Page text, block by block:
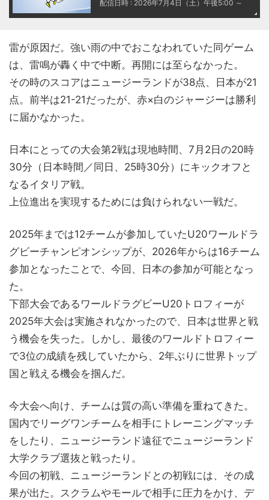
配信日時 : 2026年7月4日（土）午後5:00 ～
雷が原因だ。強い雨の中でおこなわれていた同ゲーム
は、雷鳴が轟く中で中断。再開には至らなかった。
その時のスコアはニュージーランドが38点、日本が21
点。前半は21-21だったが、赤×白のジャージーは勝利
に届かなかった。
日本にとっての大会第2戦は現地時間、7月2日の20時
30分（日本時間／同日、25時30分）にキックオフと
なるイタリア戦。
上位進出を実現するためには負けられない一戦だ。
2025年までは12チームが参加していたU20ワールドラ
グビーチャンピオンシップが、2026年からは16チーム
参加となったことで、今回、日本の参加が可能となっ
た。
下部大会であるワールドラグビーU20トロフィーが
2025年大会は実施されなかったので、日本は世界と戦
う機会を失った。しかし、最後のワールドトロフィー
で3位の成績を残していたから、2年ぶりに世界トップ
国と戦える機会を掴んだ。
今大会へ向け、チームは質の高い準備を重ねてきた。
国内でリーグワンチームを相手にトレーニングマッチ
をしたり、ニュージーランド遠征でニュージーランド
大学クラブ選抜と戦ったり。
今回の初戦、ニュージーランドとの初戦には、その成
果が出た。スクラムやモールで相手に圧力をかけ、デ